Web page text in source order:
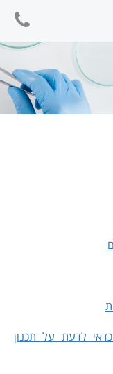
phone
לדעת על תכנון